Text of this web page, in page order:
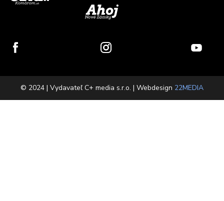
© 2024 | Vydavateľ C+ media s.r.o. | Webdesign 22MEDIA